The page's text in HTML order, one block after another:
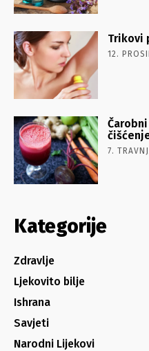
Trikovi
12.
7.
Kategorije
Zdravlje
Ljekovito bilje
Ishrana
Savjeti
Narodni Lijekovi